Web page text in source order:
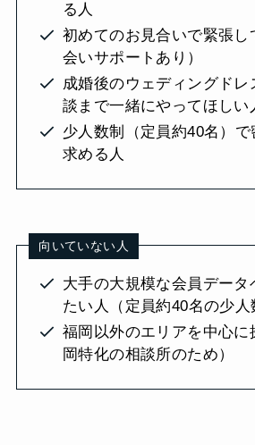
る人
初めてのお見合いで緊張し
会いサポートあり）
成婚後のウェディングドレ
談まで一緒にやってほしい
少人数制（定員約40名）
求める人
向いていない人
大手の大規模な会員データ
たい人（定員約40名の少人
福岡以外のエリアを中心に
岡特化の相談所のため）